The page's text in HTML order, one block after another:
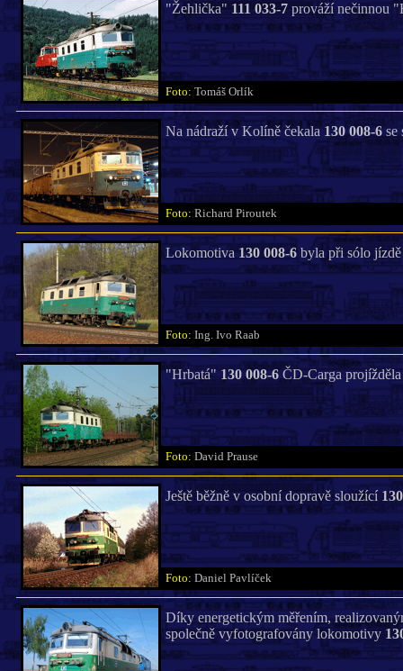
"Žehlička"111 033-7prováží nečinnou
Foto: Tomáš Orlík
Na nádraží v Kolíně čekala130 008-6se
Foto: Richard Piroutek
Lokomotiva130 008-6byla při sólo jízdě
Foto: Ing. Ivo Raab
"Hrbatá" 130 008-6ČD-Carga projížděla
Foto: David Prause
Ještě běžně v osobní dopravě sloužící
Foto: Daniel Pavlíček
Díky energetickým měřením,
společně vyfotografovány lokomotivy